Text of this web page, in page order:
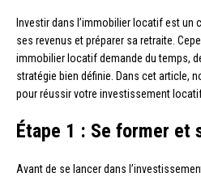
Investir dans l’immobilier locatif est un
ses revenus et préparer sa retraite.
immobilier locatif demande du temps,
stratégie bien définie. Dans cet article,
pour réussir votre investissement
Étape 1 : Se former et
Avant de se lancer dans